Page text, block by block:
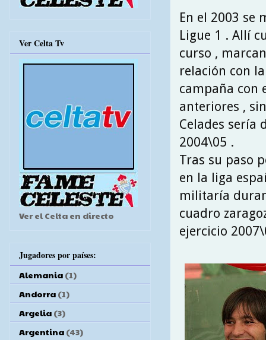
En el 2003 se
Ligue 1 . Allí
curso ,
relación con
campaña con
anteriores ,
Celades sería
2004\05 .
Tras su paso
en la liga
militaría
cuadro
ejercicio
Ver Celta Tv
Ver el Celta en directo
Jugadores por países:
Alemania (1)
Andorra (1)
Argelia (3)
Argentina (43)